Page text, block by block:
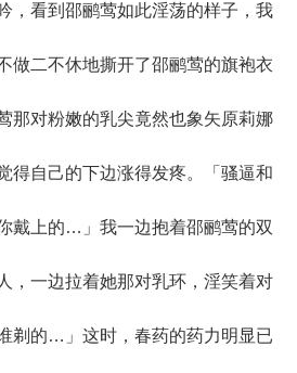
，看到邵鹂莺如此淫荡的样子，我
做二不休地撕开了邵鹂莺的旗袍衣
那对粉嫩的乳尖竟然也象矢原莉娜
得自己的下边涨得发疼。「骚逼和
戴上的…」我一边抱着邵鹂莺的双
，一边拉着她那对乳环，淫笑着对
剃的…」这时，春药的药力明显已